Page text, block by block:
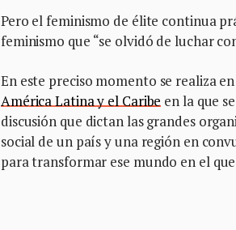
Pero el feminismo de élite continua
feminismo que “se olvidó de luchar
En este preciso momento se realiza
América Latina y el Caribe en la que
discusión que dictan las grandes
social de un país y una región en
para transformar ese mundo en el